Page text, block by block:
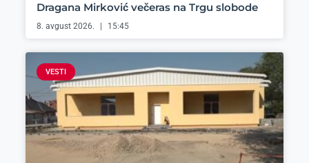
Dragana Mirković večeras na Trgu slobode
8. avgust 2026. 15:45
VESTI